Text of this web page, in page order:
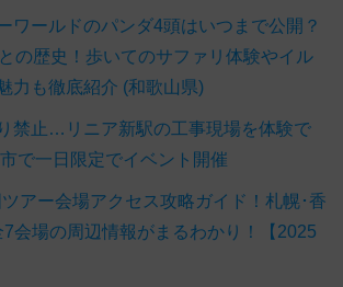
ワールドのパンダ4頭はいつまで公開？
の歴史！歩いてのサファリ体験やイル
力も徹底紹介 (和歌山県)
禁止…リニア新駅の工事現場を体験で
で一日限定でイベント開催
アー会場アクセス攻略ガイド！札幌･香
7会場の周辺情報がまるわかり！【2025